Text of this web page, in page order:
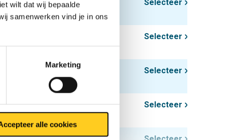
wilt dat wij bepaalde
samenwerken vind je in ons
Marketing
alle cookies
Selecteer
Selecteer
24,00 Selecteer
37,50 Selecteer